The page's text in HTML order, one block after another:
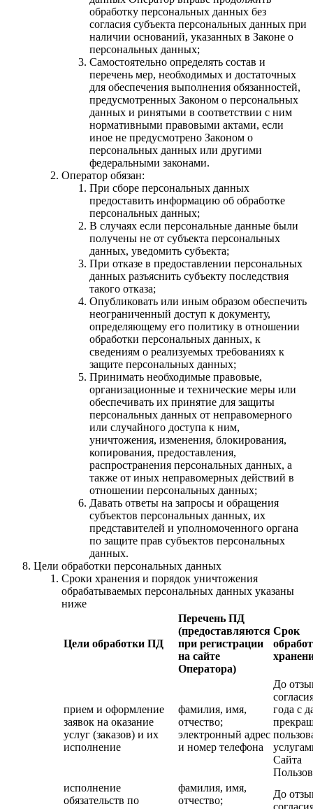
обработку персональных данных без
согласия субъекта персональных данных при
наличии оснований, указанных в Законе о
персональных данных;
Самостоятельно определять состав и
перечень мер, необходимых и достаточных
для обеспечения выполнения обязанностей,
предусмотренных Законом о персональных
данных и ринятыми в соответствии с ним
нормативными правовыми актами, если
иное не предусмотрено Законом о
персональных данных или другими
федеральными законами.
Оператор обязан:
При сборе персональных данных
предоставить информацию об обработке
персональных данных;
В случаях если персональные данные были
получены не от субъекта персональных
данных, уведомить субъекта;
При отказе в предоставлении персональных
данных разъяснить субъекту последствия
такого отказа;
Опубликовать или иным образом обеспечить
неограниченный доступ к документу,
определяющему его политику в отношении
обработки персональных данных, к
сведениям о реализуемых требованиях к
защите персональных данных;
Принимать необходимые правовые,
организационные и технические меры или
обеспечивать их принятие для защиты
персональных данных от неправомерного
или случайного доступа к ним,
уничтожения, изменения, блокирования,
копирования, предоставления,
распространения персональных данных, а
также от иных неправомерных действий в
отношении персональных данных;
Давать ответы на запросы и обращения
субъектов персональных данных, их
представителей и уполномоченного органа
по защите прав субъектов персональных
данных.
Цели обработки персональных данных
Сроки хранения и порядок уничтожения
обрабатываемых персональных данных указаны
ниже
Цели обработки ПД
Перечень ПД
(предоставляются
при регистрации
на сайте
Оператора)
Срок
прием и оформление
заявок на оказание
услуг (заказов) и их
исполнение
фамилия, имя,
отчество;
электронный адрес
и номер телефона
До
года с
Сайта
исполнение
обязательств по
фамилия, имя,
отчество;
До